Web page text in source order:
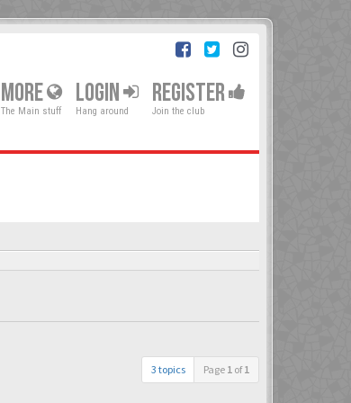
MORE
The Main stuff
LOGIN
Hang around
REGISTER
Join the club
3 topics Page 1 of1